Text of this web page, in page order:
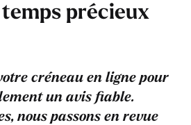
temps précieux
créneau en ligne pour
un avis fiable.
, nous passons en revue